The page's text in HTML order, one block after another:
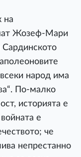
на
Жозеф-Мари
народ има
По-малко
историята е
е
че
непрестанно